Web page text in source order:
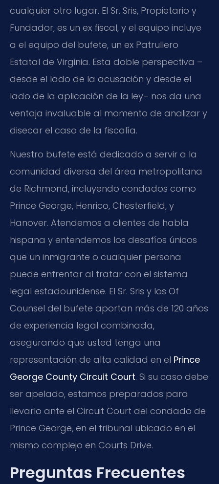
cualquier otro lugar. El Sr. Sris, Propietario y
Fundador, es un ex fiscal, y el equipo incluye
a el equipo del bufete, un ex Patrullero
Estatal de Virginia. Esta doble perspectiva –
desde el lado de la acusación y desde el
lado de la aplicación de la ley– nos da una
ventaja invaluable al momento de analizar y
disecar el caso de la fiscalía.
Nuestro bufete está dedicado a servir a la
comunidad diversa del área metropolitana
de Richmond, incluyendo condados como
Prince George, Henrico, Chesterfield, y
Hanover. Atendemos a clientes de habla
hispana y entendemos los desafíos únicos
que un inmigrante o cualquier persona
puede enfrentar al tratar con el sistema
legal estadounidense. El Sr. Sris y los Of
Counsel del bufete aportan más de 120 años
de experiencia legal combinada,
asegurando que usted tenga una
representación de alta calidad en el Prince
George County Circuit Court. Si su caso debe
ser apelado, estamos preparados para
llevarlo ante el Circuit Court del condado de
Prince George, en el tribunal ubicado en el
mismo complejo en Courts Drive.
Preguntas Frecuentes